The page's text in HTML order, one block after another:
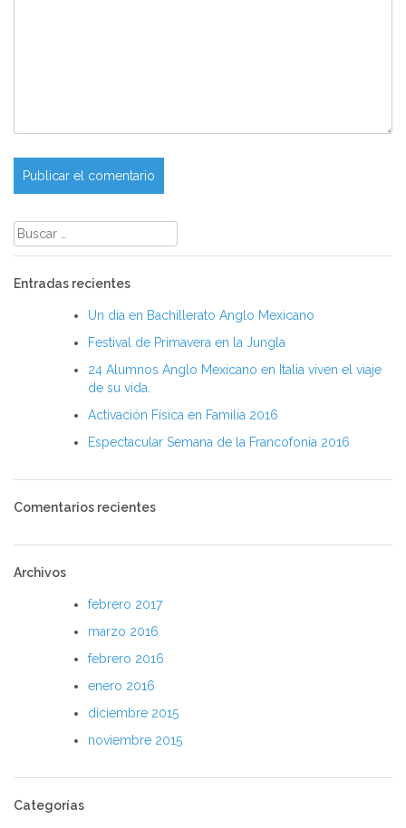
Buscar:
Entradas recientes
Un día en Bachillerato Anglo Mexicano
Festival de Primavera en la Jungla
24 Alumnos Anglo Mexicano en Italia viven el viaje
de su vida.
Activación Física en Familia 2016
Espectacular Semana de la Francofonía 2016
Comentarios recientes
Archivos
febrero 2017
marzo 2016
febrero 2016
enero 2016
diciembre 2015
noviembre 2015
Categorías